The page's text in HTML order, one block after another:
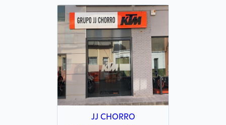
JJ CHORRO